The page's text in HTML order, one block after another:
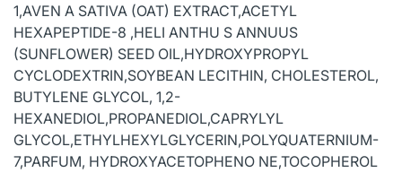
1,AVEN A SATIVA (OAT) EXTRACT,ACETYL
HEXAPEPTIDE-8 ,HELI ANTHU S ANNUUS
(SUNFLOWER) SEED OIL,HYDROXYPROPYL
CYCLODEXTRIN,SOYBEAN LECITHIN, CHOLESTEROL,
BUTYLENE GLYCOL, 1,2-
HEXANEDIOL,PROPANEDIOL,CAPRYLYL
GLYCOL,ETHYLHEXYLGLYCERIN,POLYQUATERNIUM-
7,PARFUM, HYDROXYACETOPHENO NE,TOCOPHEROL